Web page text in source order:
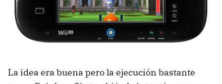
La idea era buena pero la ejecución bastante